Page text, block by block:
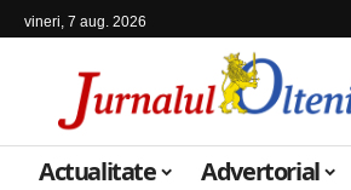
vineri, 7 aug. 2026
Actualitate Advertorial